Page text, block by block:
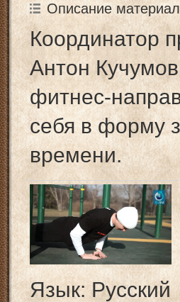
Описание
Координатор
Антон
фитнес-
себя в форму
времени.
Язык: Русский